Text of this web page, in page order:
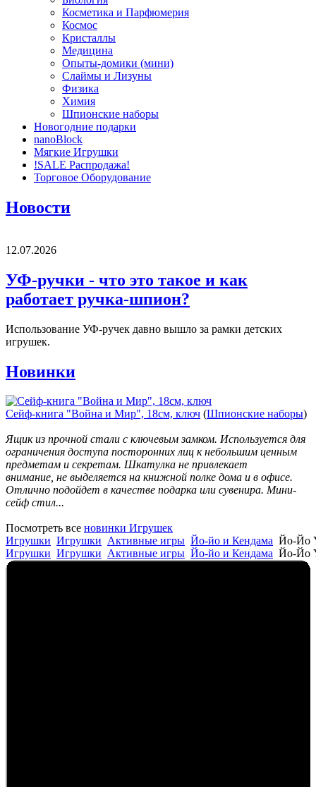
Косметика и Парфюмерия
Космос
Кристаллы
Медицина
Опыты-домики (мини)
Слаймы и Лизуны
Физика
Химия
Шпионские наборы
Новогодние подарки
nanoBlock
Мягкие Игрушки
!SALE Распродажа!
Торговое Оборудование
Новости
12.07.2026
УФ-ручки - что это такое и как
работает ручка-шпион?
Использование УФ-ручек давно вышло за рамки детских
игрушек.
Новинки
Сейф-книга "Война и Мир", 18см, ключ (Шпионские наборы)
Ящик из прочной стали с ключевым замком. Используется для
ограничения доступа посторонних лиц к небольшим ценным
предметам и секретам. Шкатулка не привлекает
внимание, не выделяется на книжной полке дома и в офисе.
Отлично подойдет в качестве подарка или сувенира. Мини-
сейф стил...
Посмотреть все новинки Игрушек
Игрушки Игрушки Активные игры Йо-йо и Кендама Йо-Йо
Игрушки Игрушки Активные игры Йо-йо и Кендама Йо-Йо